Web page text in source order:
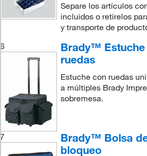
Separe los artículos
incluidos o retírelos
y transporte de
6
Brady™ Estuche
ruedas
Estuche con ruedas
a múltiples Brady
sobremesa.
7
Brady™ Bolsa
bloqueo